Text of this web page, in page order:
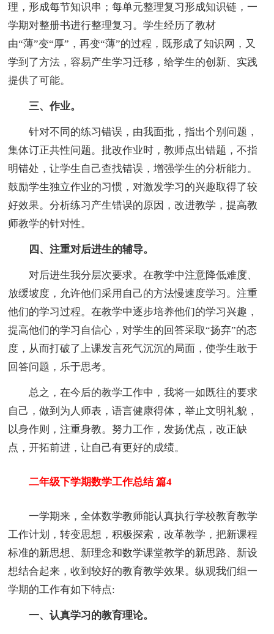
理，形成每节知识串；每单元整理复习形成知识链，一
学期对整册书进行整理复习。学生经历了教材
由“薄”变“厚”，再变“薄”的过程，既形成了知识网，又
学到了方法，容易产生学习迁移，给学生的创新、实践
提供了可能。
三、作业。
针对不同的练习错误，由我面批，指出个别问题，
集体订正共性问题。批改作业时，教师点出错题，不指
明错处，让学生自己查找错误，增强学生的分析能力。
鼓励学生独立作业的习惯，对激发学习的兴趣取得了较
好效果。分析练习产生错误的原因，改进教学，提高教
师教学的针对性。
四、注重对后进生的辅导。
对后进生我分层次要求。在教学中注意降低难度、
放缓坡度，允许他们采用自己的方法慢速度学习。注重
他们的学习过程。在教学中逐步培养他们的学习兴趣，
提高他们的学习自信心，对学生的回答采取“扬弃”的态
度，从而打破了上课发言死气沉沉的局面，使学生敢于
回答问题，乐于思考。
总之，在今后的教学工作中，我将一如既往的要求
自己，做到为人师表，语言健康得体，举止文明礼貌，
以身作则，注重身教。努力工作，发扬优点，改正缺
点，开拓前进，让自己有更好的成绩。
二年级下学期数学工作总结 篇4
一学期来，全体数学教师能认真执行学校教育教学
工作计划，转变思想，积极探索，改革教学，把新课程
标准的新思想、新理念和数学课堂教学的新思路、新设
想结合起来，收到较好的教育教学效果。纵观我们组一
学期的工作有如下特点:
一、认真学习的教育理论。